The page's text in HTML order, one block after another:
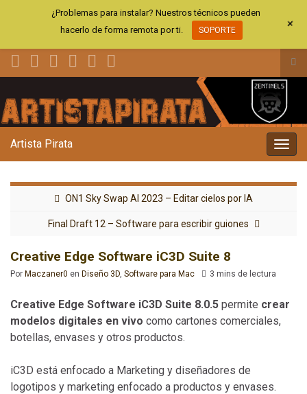
el
la
Artista Pirata
ON1 Sky Swap AI 2023 – Editar cielos por IA
Final Draft 12 – Software para escribir guiones
Creative Edge Software iC3D Suite 8
Por Maczaner0 en Diseño 3D, Software para Mac 3 mins de lectura
Creative Edge Software iC3D Suite 8.0.5 permite crear
modelos digitales en vivo como cartones comerciales,
botellas, envases y otros productos.
iC3D está enfocado a Marketing y diseñadores de
logotipos y marketing enfocado a productos y envases.
¿Problemas para instalar? Nuestros técnicos pueden
hacerlo de forma remota por ti.
SOPORTE +